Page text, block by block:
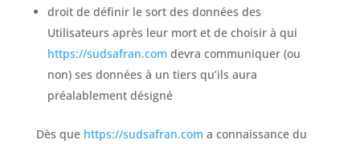
droit de définir le sort des données des
Utilisateurs après leur mort et de choisir à qui
https://sudsafran.com devra communiquer (ou
non) ses données à un tiers qu’ils aura
préalablement désigné
Dès que https://sudsafran.com a connaissance du